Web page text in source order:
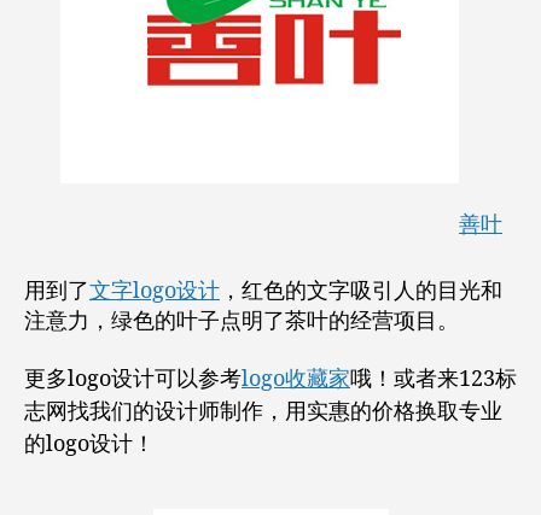
善叶
用到了文字logo设计 ，红色的文字吸引人的目光和
注意力，绿色的叶子点明了茶叶的经营项目。
更多logo设计可以参考logo收藏家哦！或者来123标
志网找我们的设计师制作，用实惠的价格换取专业
的logo设计！